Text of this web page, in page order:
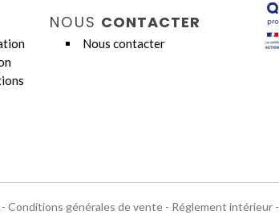
NOUS CONTACTER
Nous contacter
- Conditions générales de vente- Réglement intérieur-